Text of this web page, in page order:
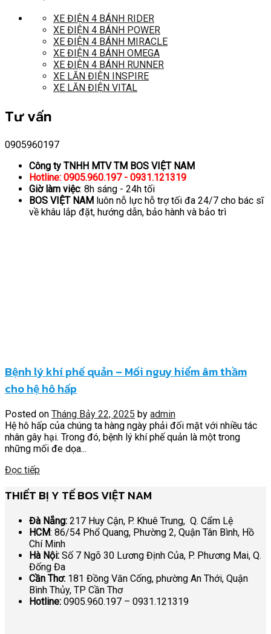
XE ĐIỆN 4 BÁNH RIDER
XE ĐIỆN 4 BÁNH POWER
XE ĐIỆN 4 BÁNH MIRACLE
XE ĐIỆN 4 BÁNH OMEGA
XE ĐIỆN 4 BÁNH RUNNER
XE LĂN ĐIỆN INSPIRE
XE LĂN ĐIỆN VITAL
Tư vấn
0905960197
Công ty TNHH MTV TM BOS VIỆT NAM
Hotline: 0905.960.197 - 0931.121319
Giờ làm việc: 8h sáng - 24h tối
BOS VIỆT NAM luôn nỗ lực hỗ trợ tối đa 24/7 cho bác sĩ
về khâu lắp đặt, hướng dẫn, bảo hành và bảo trì
Bệnh lý khí phế quản – Mối nguy hiểm âm thầm
cho hệ hô hấp
Posted on Tháng Bảy 22, 2025 by admin
Hệ hô hấp của chúng ta hàng ngày phải đối mặt với nhiều tác
nhân gây hại. Trong đó, bệnh lý khí phế quản là một trong
những mối đe dọa...
Đọc tiếp
THIẾT BỊ Y TẾ BOS VIỆT NAM
Đà Nẵng: 217 Huy Cận, P. Khuê Trung, Q. Cẩm Lệ
HCM: 86/54 Phổ Quang, Phường 2, Quận Tân Bình, Hồ
Chí Minh
Hà Nội: Số 7 Ngõ 30 Lương Định Của, P. Phương Mai, Q.
Đống Đa
Cần Thơ: 181 Đồng Văn Cống, phường An Thới, Quận
Bình Thủy, TP Cần Thơ
Hotline: 0905.960.197 – 0931.121319